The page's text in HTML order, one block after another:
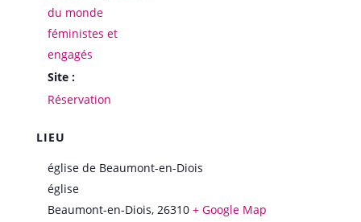
du monde
féministes et
engagés
Site :
Réservation
LIEU
église de Beaumont-en-Diois
église
Beaumont-en-Diois, 26310 + Google Map